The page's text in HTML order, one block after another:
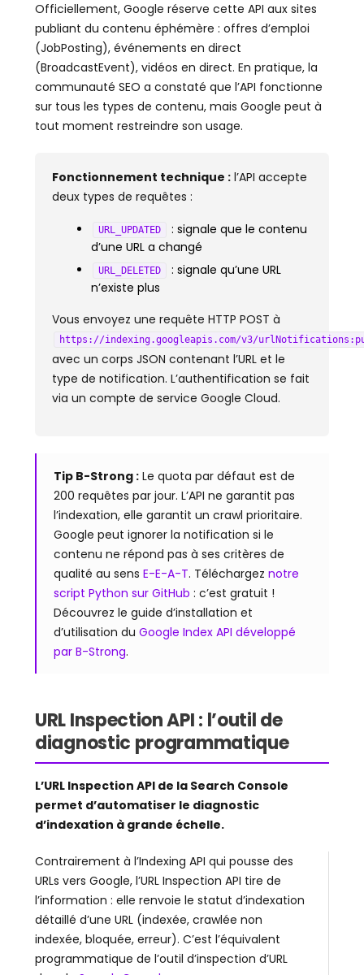
Officiellement, Google réserve cette API aux sites
publiant du contenu éphémère : offres d’emploi
(JobPosting), événements en direct
(BroadcastEvent), vidéos en direct. En pratique, la
communauté SEO a constaté que l’API fonctionne
sur tous les types de contenu, mais Google peut à
tout moment restreindre son usage.
Fonctionnement technique : l’API accepte
deux types de requêtes :
URL_UPDATED
: signale que le contenu
d’une URL a changé
URL_DELETED
: signale qu’une URL
n’existe plus
Vous envoyez une requête HTTP POST à
https://indexing.googleapis.com/v3/
avec un corps JSON contenant l’URL et le
type de notification. L’authentification se fait
via un compte de service Google Cloud.
Tip B-Strong :Le quota par défaut est de
200 requêtes par jour. L’API ne garantit pas
l’indexation, elle garantit un crawl prioritaire.
Google peut ignorer la notification si le
contenu ne répond pas à ses critères de
qualité au sens E-E-A-T. Téléchargez notre
script Python sur GitHub : c’est gratuit !
Découvrez le guide d’installation et
d’utilisation du Google Index API développé
par B-Strong.
URL Inspection API : l’outil de
diagnostic programmatique
L’URL Inspection API de la Search Console
permet d’automatiser le diagnostic
d’indexation à grande échelle.
Contrairement à l’Indexing API qui pousse des
URLs vers Google, l’URL Inspection API tire de
l’information : elle renvoie le statut d’indexation
détaillé d’une URL (indexée, crawlée non
indexée, bloquée, erreur). C’est l’équivalent
programmatique de l’outil d’inspection d’URL